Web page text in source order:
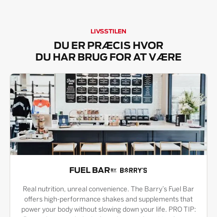
LIVSSTILEN
DU ER PRÆCIS HVOR
DU HAR BRUG FOR AT VÆRE
FUEL BAR
Real nutrition, unreal convenience. The Barry’s Fuel Bar
offers high-performance shakes and supplements that
power your body without slowing down your life. PRO TIP: